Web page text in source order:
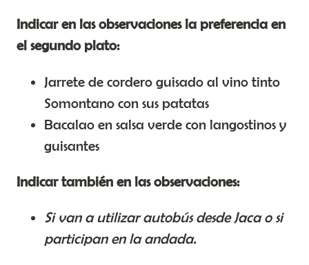
Indicar en las observaciones la preferencia en
el segundo plato:
Jarrete de cordero guisado al vino tinto
Somontano con sus patatas
Bacalao en salsa verde con langostinos y
guisantes
Indicar también en las observaciones:
Si van a utilizar autobús desde Jaca o si
participan en la andada.